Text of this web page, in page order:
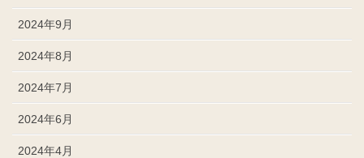
2024年9月
2024年8月
2024年7月
2024年6月
2024年4月